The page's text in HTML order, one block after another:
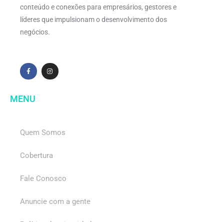
conteúdo e conexões para empresários, gestores e
líderes que impulsionam o desenvolvimento dos
negócios.
MENU
Quem Somos
Cobertura
Fale Conosco
Anuncie com a gente